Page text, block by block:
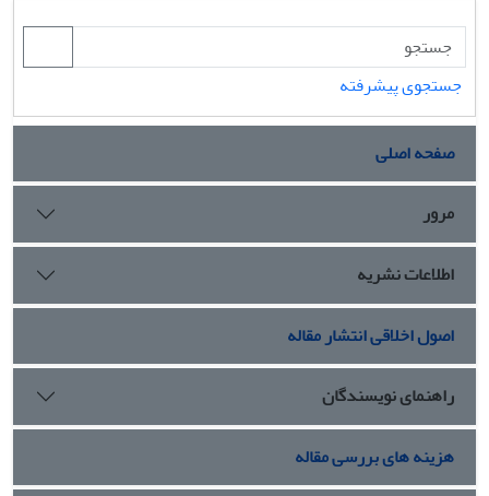
جستجوی پیشرفته
صفحه اصلی
مرور
اطلاعات نشریه
اصول اخلاقی انتشار مقاله
راهنمای نویسندگان
هزینه های بررسی مقاله